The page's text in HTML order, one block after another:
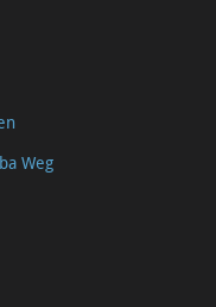
Weg